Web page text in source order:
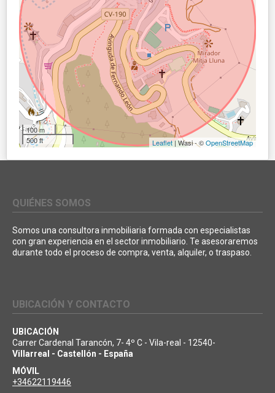
100 m
500 ft
Leaflet| Wasi - ©OpenStreetMap
QUIÉNES SOMOS
Somos una consultora inmobiliaria formada con especialistas
con gran experiencia en el sector inmobiliario. Te asesoraremos
durante todo el proceso de compra, venta, alquiler, o traspaso.
UBICACIÓN Y CONTACTO
UBICACIÓN
Carrer Cardenal Tarancón, 7- 4º C - Vila-real - 12540-
Villarreal - Castellón - España
MÓVIL
+34622119446